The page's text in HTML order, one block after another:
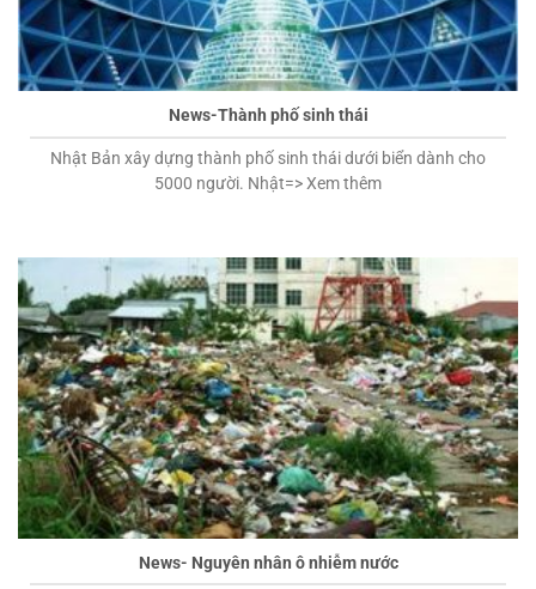
News-Thành phố sinh thái
Nhật Bản xây dựng thành phố sinh thái dưới biển dành cho
5000 người. Nhật=> Xem thêm
News- Nguyên nhân ô nhiễm nước